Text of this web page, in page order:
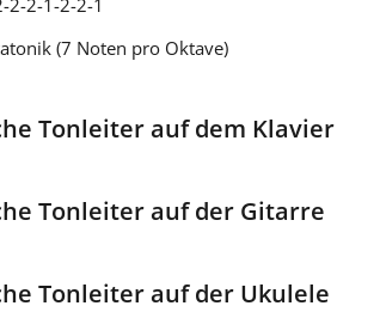
2-2-1-2-2-1
(7 Noten pro Oktave)
Tonleiter auf dem Klavier
Tonleiter auf der Gitarre
Tonleiter auf der Ukulele